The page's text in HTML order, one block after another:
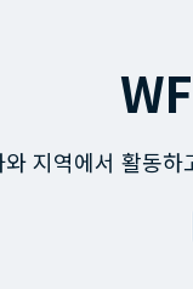
지역에서 활동하